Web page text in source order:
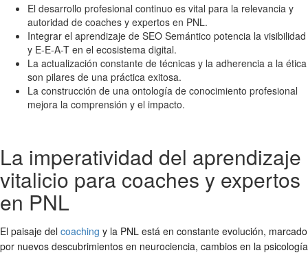
El desarrollo profesional continuo es vital para la relevancia y
autoridad de coaches y expertos en PNL.
Integrar el aprendizaje de SEO Semántico potencia la visibilidad
y E-E-A-T en el ecosistema digital.
La actualización constante de técnicas y la adherencia a la ética
son pilares de una práctica exitosa.
La construcción de una ontología de conocimiento profesional
mejora la comprensión y el impacto.
La imperatividad del aprendizaje
vitalicio para coaches y expertos
en PNL
El paisaje del coaching y la PNL está en constante evolución, marcado
por nuevos descubrimientos en neurociencia, cambios en la psicología